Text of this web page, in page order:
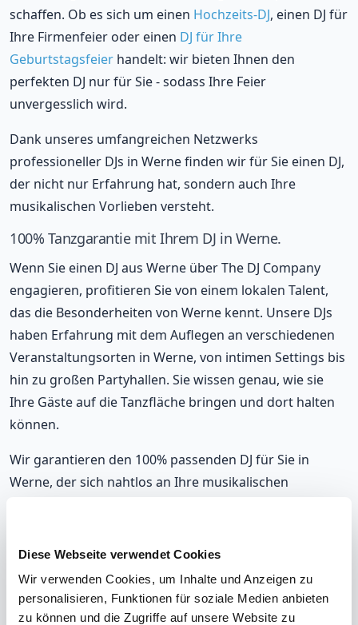
Diese Webseite verwendet Cookies
Wir verwenden Cookies, um Inhalte und Anzeigen zu
personalisieren, Funktionen für soziale Medien anbieten
zu können und die Zugriffe auf unsere Website zu
schaffen. Ob es sich um einen Hochzeits-DJ, einen DJ für
Ihre Firmenfeier oder einen DJ für Ihre
Geburtstagsfeier handelt: wir bieten Ihnen den
perfekten DJ nur für Sie - sodass Ihre Feier
unvergesslich wird.
Dank unseres umfangreichen Netzwerks
professioneller DJs in Werne finden wir für Sie einen DJ,
der nicht nur Erfahrung hat, sondern auch Ihre
musikalischen Vorlieben versteht.
100% Tanzgarantie mit Ihrem DJ in Werne.
Wenn Sie einen DJ aus Werne über The DJ Company
engagieren, profitieren Sie von einem lokalen Talent,
das die Besonderheiten von Werne kennt. Unsere DJs
haben Erfahrung mit dem Auflegen an verschiedenen
Veranstaltungsorten in Werne, von intimen Settings bis
hin zu großen Partyhallen. Sie wissen genau, wie sie
Ihre Gäste auf die Tanzfläche bringen und dort halten
können.
Wir garantieren den 100% passenden DJ für Sie in
Werne, der sich nahtlos an Ihre musikalischen
immer richtig liegen.
Unsere DJs gehören zu den meistgebuchten in Werne,
mit einer durchschnittlichen Bewertung von 9,2. Und im